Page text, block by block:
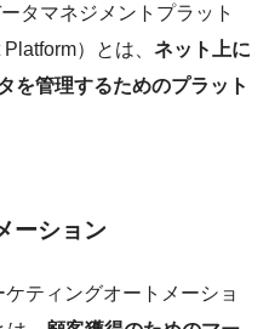
タマネジメントプラット
）とは、 ネット上に
を管理するためのプラット
ーション
ティングオートメーショ